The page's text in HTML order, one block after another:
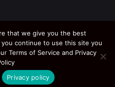
that we give you the best
continue to use this site you
Terms of Service and Privacy
Privacy policy